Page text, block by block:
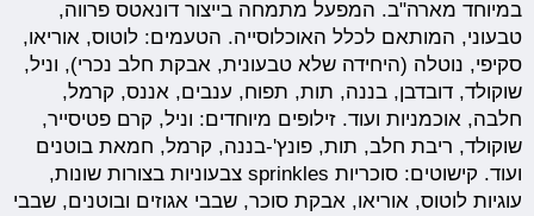
במיוחד מארה"ב. המפעל מתמחה בייצור דונאטס פרווה,
טבעוני, המותאם לכלל האוכלוסייה. הטעמים: לוטוס, אוריאו,
סקיפי, נוטלה (היחידה שלא טבעונית, אבקת חלב נכרי), וניל,
שוקולד, דובדבן, בננה, תות, תפוח, ענבים, אננס, קרמל,
חלבה, אוכמניות ועוד. זילופים מיוחדים: וניל, קרם פטיסייר,
שוקולד, ריבת חלב, תות, פונץ'-בננה, קרמל, חמאת בוטנים
ועוד. קישוטים: סוכריות sprinkles צבעוניות בצורות שונות,
עוגיות לוטוס, אוריאו, אבקת סוכר, שבבי אגוזים ובוטנים, שבבי